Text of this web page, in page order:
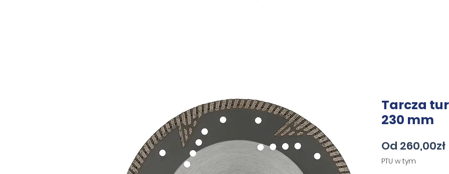
Tarcza
230 mm
Od 260,00zł
PTU w tym